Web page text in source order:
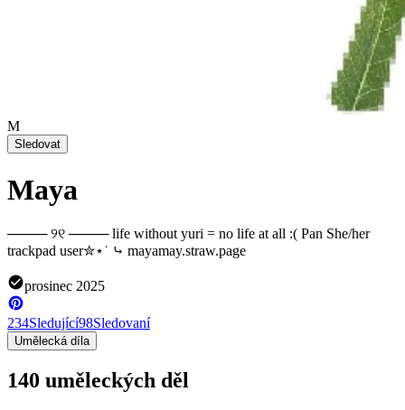
M
Sledovat
Maya
──── ୨୧ ──── life without yuri = no life at all :( Pan She/her
trackpad user✮⋆˙ ⤷ mayamay.straw.page
prosinec 2025
234Sledující98Sledovaní
Umělecká díla
140 uměleckých děl